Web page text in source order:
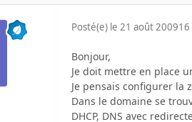
Posté(e) le 21 août 200916
Bonjour,
Je doit mettre en place
Je pensais configurer la
Dans le domaine se
DHCP, DNS avec